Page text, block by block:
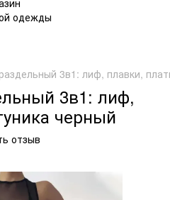
3в1: лиф, плавки,
3в1: лиф,
черный
отзыв